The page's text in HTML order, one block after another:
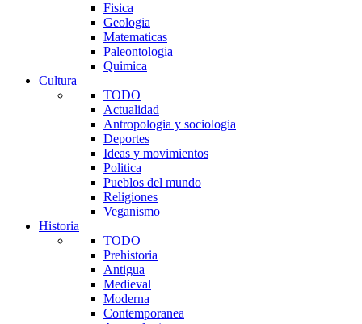
Fisica
Geologia
Matematicas
Paleontologia
Quimica
Cultura
TODO
Actualidad
Antropologia y sociologia
Deportes
Ideas y movimientos
Politica
Pueblos del mundo
Religiones
Veganismo
Historia
TODO
Prehistoria
Antigua
Medieval
Moderna
Contemporanea